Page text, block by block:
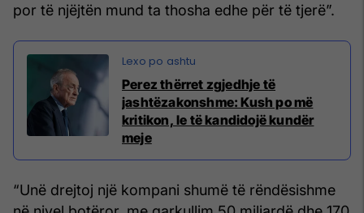
por të njëjtën mund ta thosha edhe për të tjerë”.
Perez thërret zgjedhje të
jashtëzakonshme: Kush po më
kritikon, le të kandidojë kundër
meje
“Unë drejtoj një kompani shumë të rëndësishme